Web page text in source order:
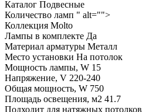
Каталог Подвесные
Количество ламп " alt="">
Коллекция Molto
Лампы в комплекте Да
Материал арматуры Металл
Место установки На потолок
Мощность лампы, W 15
Напряжение, V 220-240
Общая мощность, W 750
Площадь освещения, м2 41.7
Подходит для натяжных потолков